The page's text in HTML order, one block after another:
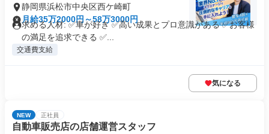
静岡県浜松市中央区西ケ崎町
月給35万2000円～58万3000円
求める人材: ✅車が好き ✅高い成果とプロ意識がある ✅お客様
の満足を追求できる ✅...
交通費支給
気になる
NEW 正社員
自動車販売店の店舗運営スタッフ